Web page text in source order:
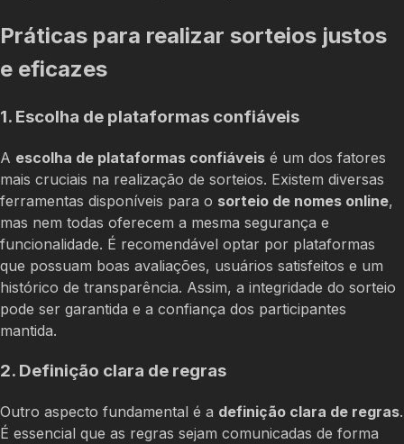
Práticas para realizar sorteios justos
e eficazes
1. Escolha de plataformas confiáveis
A escolha de plataformas confiáveis é um dos fatores
mais cruciais na realização de sorteios. Existem diversas
ferramentas disponíveis para o sorteio de nomes online,
mas nem todas oferecem a mesma segurança e
funcionalidade. É recomendável optar por plataformas
que possuam boas avaliações, usuários satisfeitos e um
histórico de transparência. Assim, a integridade do sorteio
pode ser garantida e a confiança dos participantes
mantida.
2. Definição clara de regras
Outro aspecto fundamental é a definição clara de regras.
É essencial que as regras sejam comunicadas de forma